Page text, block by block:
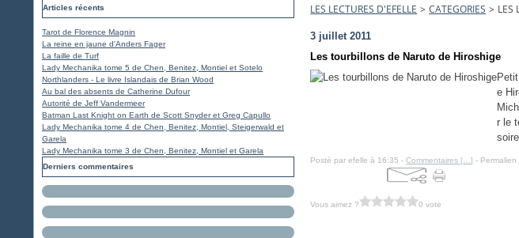
Articles récents
Tarot de Florence Magnin
La reine en jaune d'Anders Fager
La faille de Turf
Lady Mechanika tome 5 de Chen, Benitez, Montiel et Sotelo
Northlanders - Le livre Islandais de Brian Wood
Au bal des absents de Catherine Dufour
Autorité de Jeff Vandermeer
Batman Last Knight on Earth de Scott Snyder et Greg Capullo
Lady Mechanika tome 4 de Chen, Benitez, Montiel, Steigerwald et
Garela
Lady Mechanika tome 3 de Chen, Benitez, Montiel et Garela
Derniers commentaires
LES LECTURES D'EFELLE > CATEGORIES > LES
3 juillet 2011
Les tourbillons de Naruto de Hiroshige
e
r le
Posté par efelle à 16:35 -Commentaires [ …] - Permalien
Vous aimez ? 0 vote